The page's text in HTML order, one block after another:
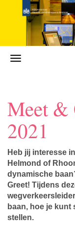
Meet &
2021
Heb jij interesse
Helmond of
dynamische
Greet! Tijdens
baan, hoe je kunt
stellen.